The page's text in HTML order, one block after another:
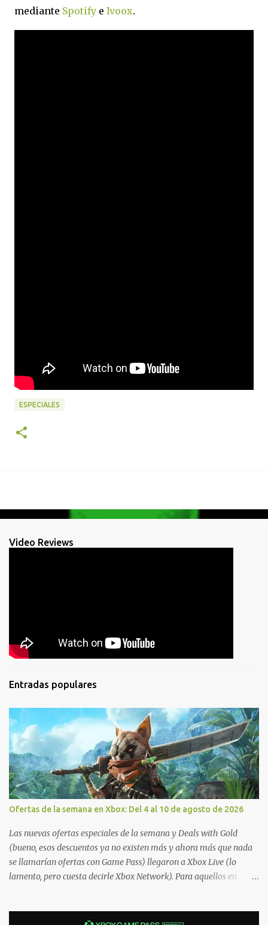
mediante Spotify e Ivoox.
ESPECIALES
Video Reviews
Entradas populares
Ofertas de la semana en Xbox: Del 4 al 10 de agosto de 2026
Las nuevas ofertas especiales de la semana y Deals with Gold
(bueno, esos descuentos ya no existen más y ahora más que nada
se llamarían ofertas con Game Pass) llegaron a Xbox Live (lo
lamento, pero cuesta decirle Xbox Network). Para aquellos en
jugarlos y mantener un progreso compartido en Windows PC y